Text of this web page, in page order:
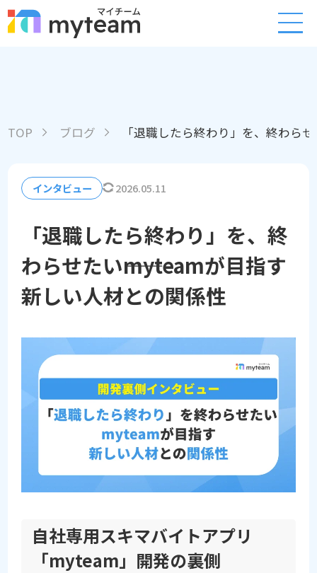
TOP ブログ 「退職したら終わり」を、終わら
インタビュー 2026.05.11
「退職したら終わり」を、終
わらせたい――myteamが目指す
新しい人材との関係性
自社専用スキマバイトアプリ
「myteam」開発の裏側